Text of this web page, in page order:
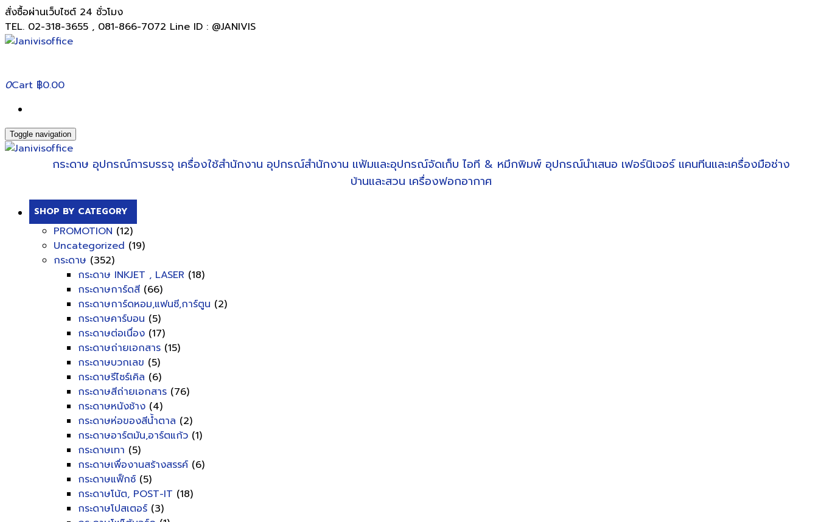
สั่งซื้อผ่านเว็บไซต์ 24 ชั่วโมง
TEL. 02-318-3655 , 081-866-7072 Line ID : @JANIVIS
0Cart ฿0.00
Toggle navigation
กระดาษ อุปกรณ์การบรรจุ เครื่องใช้สำนักงาน อุปกรณ์สำนักงาน แฟ้มและอุปกรณ์จัดเก็บ ไอที & หมึกพิมพ์ อุปกรณ์นำเสนอ เฟอร์นิเจอร์ แคนทีนและเครื่องมือช่าง
บ้านและสวน เครื่องฟอกอากาศ
SHOP BY CATEGORY
PROMOTION (12)
Uncategorized (19)
กระดาษ (352)
กระดาษ INKJET , LASER (18)
กระดาษการ์ดสี (66)
กระดาษการ์ดหอม,แฟนซี,การ์ตูน (2)
กระดาษคาร์บอน (5)
กระดาษต่อเนื่อง (17)
กระดาษถ่ายเอกสาร (15)
กระดาษบวกเลข (5)
กระดาษรีไซร์เคิล (6)
กระดาษสีถ่ายเอกสาร (76)
กระดาษหนังช้าง (4)
กระดาษห่อของสีน้ำตาล (2)
กระดาษอาร์ตมัน,อาร์ตแก้ว (1)
กระดาษเทา (5)
กระดาษเพื่องานสร้างสรรค์ (6)
กระดาษแฟ็กซ์ (5)
กระดาษโน้ต, POST-IT (18)
กระดาษโปสเตอร์ (3)